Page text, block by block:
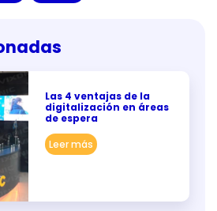
Las 4 ventajas de la
digitalización en áreas
de espera
Leer más